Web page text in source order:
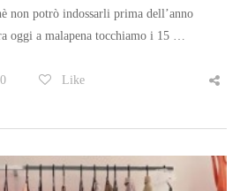
non potrò indossarli prima dell’anno
oggi a malapena tocchiamo i 15 …
0 Like